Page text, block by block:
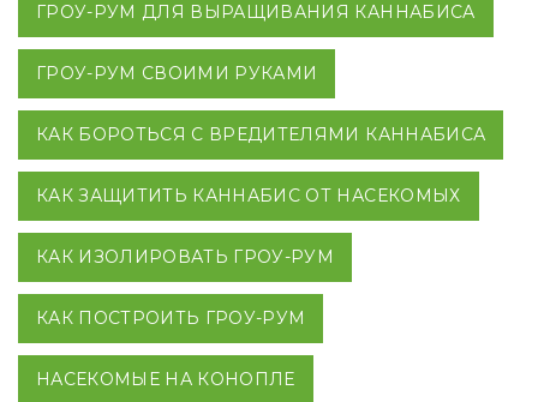
ГРОУ-РУМ ДЛЯ ВЫРАЩИВАНИЯ КАННАБИСА
ГРОУ-РУМ СВОИМИ РУКАМИ
КАК БОРОТЬСЯ С ВРЕДИТЕЛЯМИ КАННАБИСА
КАК ЗАЩИТИТЬ КАННАБИС ОТ НАСЕКОМЫХ
КАК ИЗОЛИРОВАТЬ ГРОУ-РУМ
КАК ПОСТРОИТЬ ГРОУ-РУМ
НАСЕКОМЫЕ НА КОНОПЛЕ